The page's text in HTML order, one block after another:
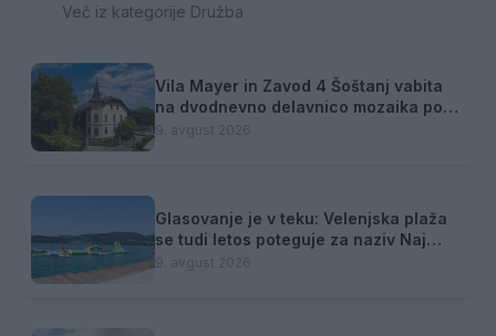
Več iz kategorije Družba
Vila Mayer in Zavod 4 Šoštanj vabita
na dvodnevno delavnico mozaika pod
mentorstvom Mojce Marije Černivšek
9. avgust 2026
Glasovanje je v teku: Velenjska plaža
se tudi letos poteguje za naziv Naj
kopališče
9. avgust 2026